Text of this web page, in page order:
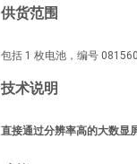
供货范围
包括 1 枚电池，编号
技术说明
直接通过分辨率高的大数显